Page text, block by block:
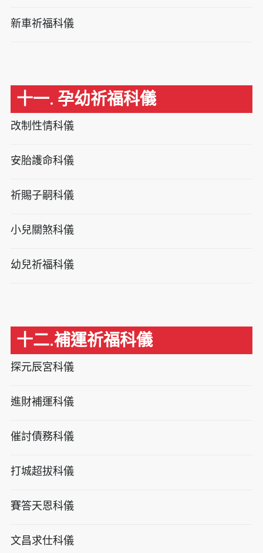
新車祈福科儀
十一. 孕幼祈福科儀
改制性情科儀
安胎護命科儀
祈賜子嗣科儀
小兒關煞科儀
幼兒祈福科儀
十二.補運祈福科儀
探元辰宮科儀
進財補運科儀
催討債務科儀
打城超拔科儀
賽答天恩科儀
文昌求仕科儀